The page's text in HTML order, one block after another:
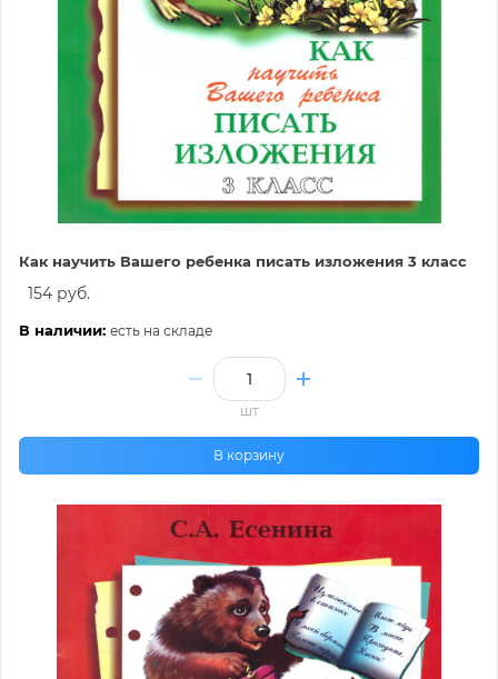
Как научить Вашего ребенка писать изложения 3 класс
154 руб.
В наличии: есть на складе
шт
В корзину